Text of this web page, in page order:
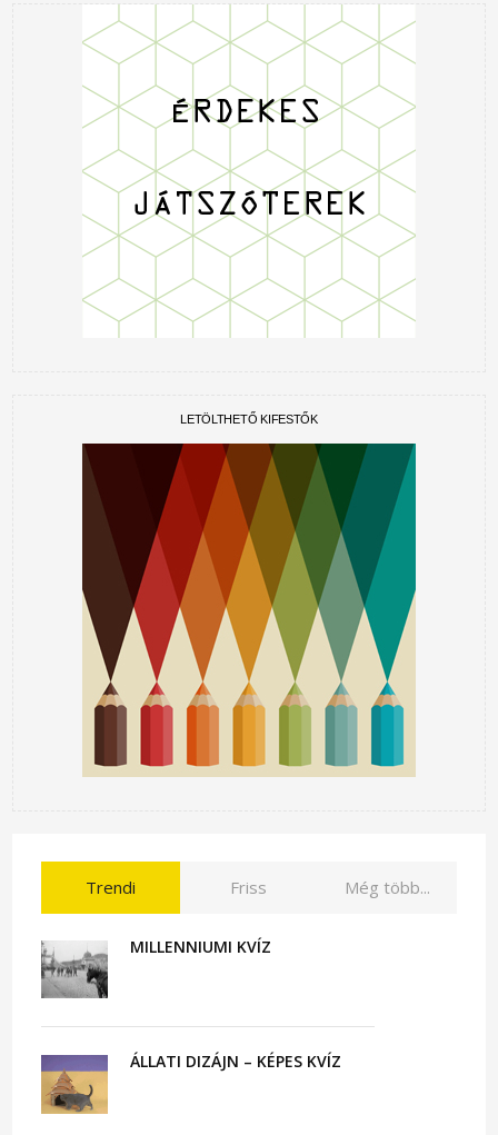
LETÖLTHETŐ KIFESTŐK
Trendi Friss Még több...
MILLENNIUMI KVÍZ
ÁLLATI DIZÁJN – KÉPES KVÍZ